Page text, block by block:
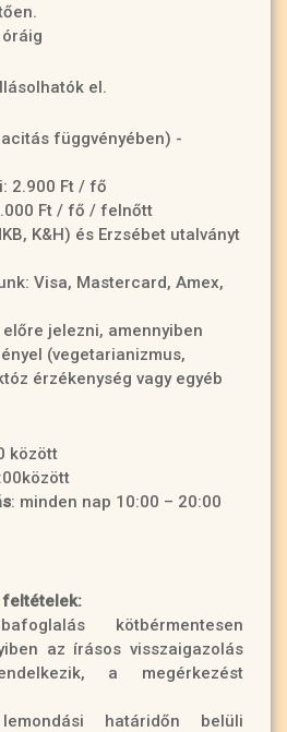
el.
függvényében) -
2.900 Ft / fő
Ft / fő / felnőtt
K&H) és Erzsébet utalványt
Visa, Mastercard, Amex,
jelezni, amennyiben
(vegetarianizmus,
érzékenység vagy egyéb
között
: minden nap 10:00 – 20:00
feltételek:
kötbérmentesen
az írásos visszaigazolás
a megérkezést
határidőn belüli